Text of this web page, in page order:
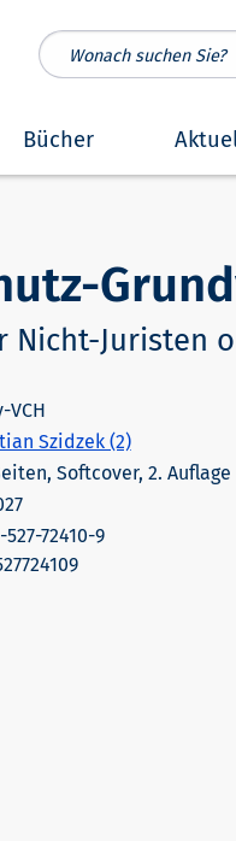
Bücher
Nicht-Juristen
VCH
Szidzek (2)
Softcover, 2. Auflage
527-72410-9